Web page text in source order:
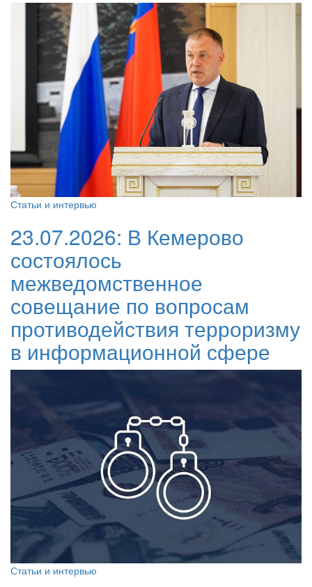
Статьи и интервью
23.07.2026: В Кемерово
состоялось
межведомственное
совещание по вопросам
противодействия терроризму
в информационной сфере
Статьи и интервью